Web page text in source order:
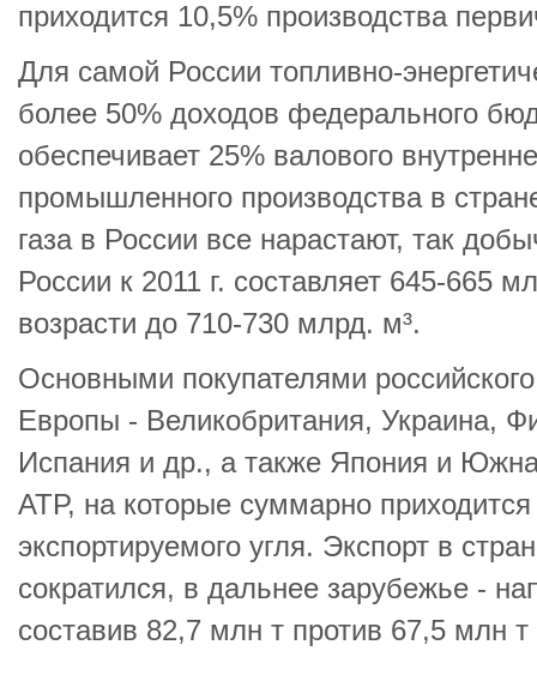
приходится 10,5% производства
Для самой России топливно-
более 50% доходов федерального
обеспечивает 25% валового
промышленного производства в
газа в России все нарастают, так
России к 2011 г. составляет 645-665
возрасти до 710-730 млрд. м³.
Основными покупателями
Европы - Великобритания, Украина,
Испания и др., а также Япония и
АТР, на которые суммарно
экспортируемого угля. Экспорт в
сократился, в дальнее зарубежье -
составив 82,7 млн т против 67,5 млн т